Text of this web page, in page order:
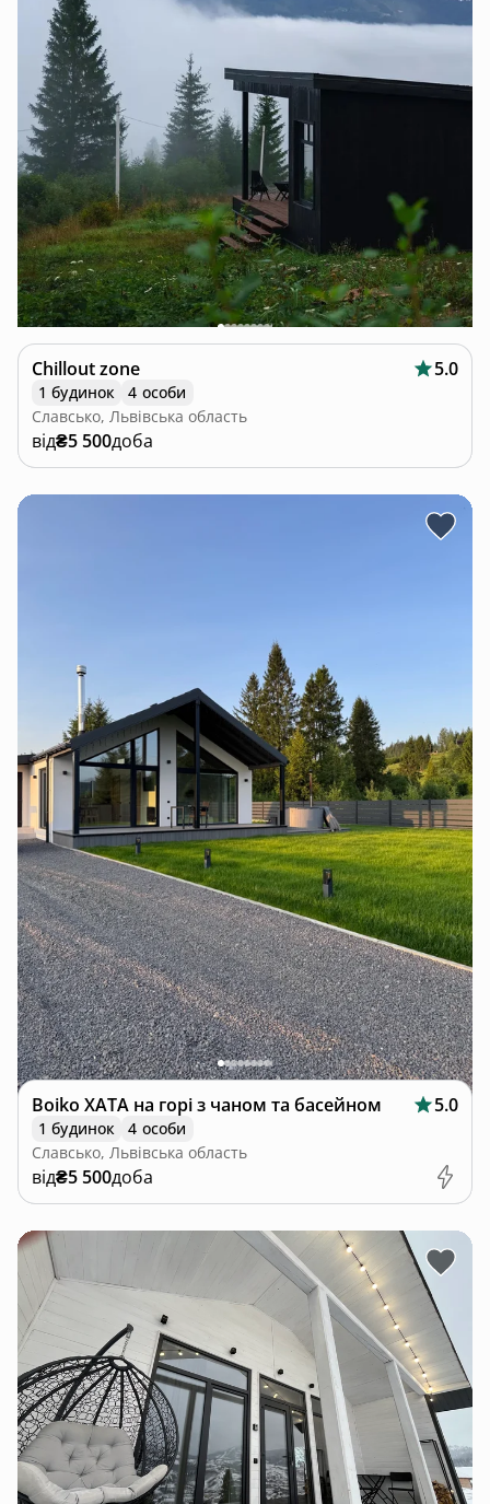
Chillout zone 5.0
1 будинок
4 особи
Славсько, Львівська область
від₴5 500доба
Boiko ХАТА на горі з чаном та басейном 5.0
1 будинок
4 особи
Славсько, Львівська область
від₴5 500доба